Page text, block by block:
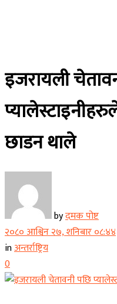
इजरायली
छाडन थाले
byदमक पोष्ट
२०८० आश्विन २७, शनिबार ०८:४४
inअन्तर्राष्ट्रिय
0